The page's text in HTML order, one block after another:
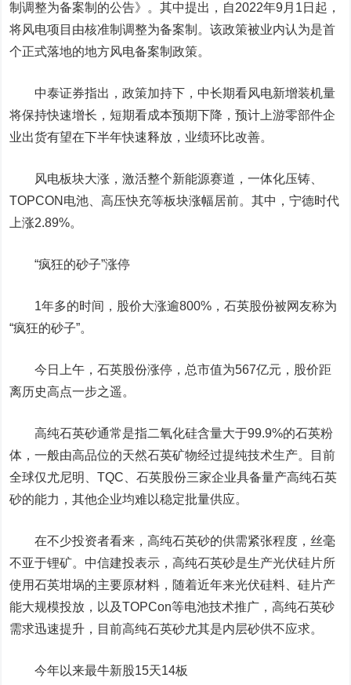
制调整为备案制的公告》。其中提出，自2022年9月1日起，
将风电项目由核准制调整为备案制。该政策被业内认为是首
个正式落地的地方风电备案制政策。
中泰证券指出，政策加持下，中长期看风电新增装机量
将保持快速增长，短期看成本预期下降，预计上游零部件企
业出货有望在下半年快速释放，业绩环比改善。
风电板块大涨，激活整个新能源赛道，一体化压铸、
TOPCON电池、高压快充等板块涨幅居前。其中，宁德时代
上涨2.89%。
“疯狂的砂子”涨停
1年多的时间，股价大涨逾800%，石英股份被网友称为
“疯狂的砂子”。
今日上午，石英股份涨停，总市值为567亿元，股价距
离历史高点一步之遥。
高纯石英砂通常是指二氧化硅含量大于99.9%的石英粉
体，一般由高品位的天然石英矿物经过提纯技术生产。目前
全球仅尤尼明、TQC、石英股份三家企业具备量产高纯石英
砂的能力，其他企业均难以稳定批量供应。
在不少投资者看来，高纯石英砂的供需紧张程度，丝毫
不亚于锂矿。 中信建投表示，高纯石英砂是生产光伏硅片所
使用石英坩埚的主要原材料，随着近年来光伏硅料、硅片产
能大规模投放，以及TOPCon等电池技术推广，高纯石英砂
需求迅速提升，目前高纯石英砂尤其是内层砂供不应求。
今年以来最牛新股15天14板